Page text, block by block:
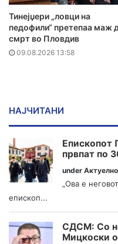
Тинејџери „ловци на
педофили“ претепаа маж
смрт во Пловдив
09.08.2026 13:58
НАЈЧИТАНИ
Епископот
првпат по
under Актуелно
„Ова е
епископ...
СДСМ: Со
Мицкоски